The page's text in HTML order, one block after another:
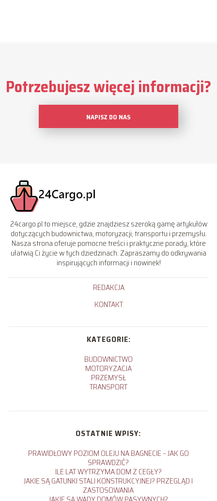
Potrzebujesz więcej informacji?
NAPISZ DO NAS
24cargo.pl to miejsce, gdzie znajdziesz szeroką gamę artykułów
dotyczących budownictwa, motoryzacji, transportu i przemysłu.
Nasza strona oferuje pomocne treści i praktyczne porady, które
ułatwią Ci życie w tych dziedzinach. Zapraszamy do odkrywania
inspirujących informacji i nowinek!
REDAKCJA
KONTAKT
KATEGORIE:
BUDOWNICTWO
MOTORYZACJA
PRZEMYSŁ
TRANSPORT
OSTATNIE WPISY:
PRAWIDŁOWY POZIOM OLEJU NA BAGNECIE – JAK GO
SPRAWDZIĆ?
ILE LAT WYTRZYMA DOM Z CEGŁY?
JAKIE SĄ GATUNKI STALI KONSTRUKCYJNEJ? PRZEGLĄD I
ZASTOSOWANIA